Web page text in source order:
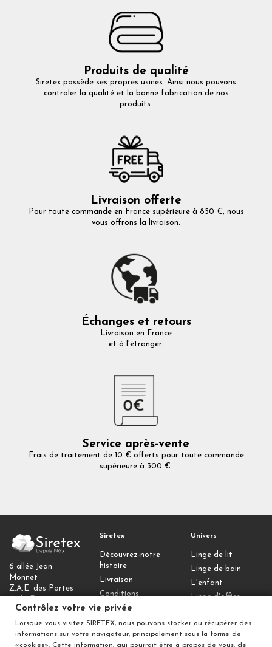
Produits de qualité
Siretex possède ses propres usines. Ainsi nous pouvons
controler la qualité et la bonne fabrication de nos
produits.
Livraison offerte
Pour toute commande en France supérieure à 850 €, nous
vous offrons la livraison.
Échanges et retours
Livraison en France
et à l'étranger.
Service après-vente
Frais de traitement de 10 € offerts pour toute commande
supérieure à 300 €.
6 allée Jean
Monnet
Z.A.E. des Portes
77090 Collégien
Contactez-nous
Siretex
Découvrez-notre
histoire
Livraison
Conditions
générales de vente
Mentions légales
Univers
Linge de lit
Linge de bain
L'enfant
Linge d'office
Déco
Contrôlez votre vie privée
Lorsque vous visitez SIRETEX, nous pouvons stocker ou récupérer des
informations sur votre navigateur, principalement sous la forme de
«cookies». Cette information, qui pourrait être à propos de vous, de